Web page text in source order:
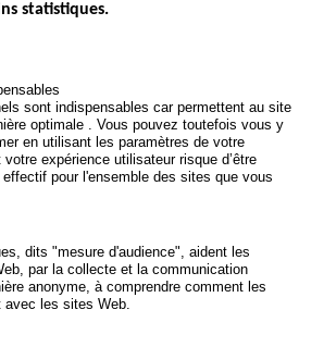
ROUTIÈRE
PERSONNELLES DES ACCIDENTS DE
ROUTIÈRE
statistiques.
sont indispensables car permettent au site
optimale . Vous pouvez toutefois vous y
en utilisant les paramètres de votre
expérience utilisateur risque d’être
pour l'ensemble des sites que vous
dits "mesure d'audience", aident les
par la collecte et la communication
anonyme, à comprendre comment les
avec les sites Web.